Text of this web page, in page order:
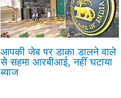
आपकी जेब पर डाका डालने वाले
से सहमा आरबीआई, नहीं घटाया
ब्याज